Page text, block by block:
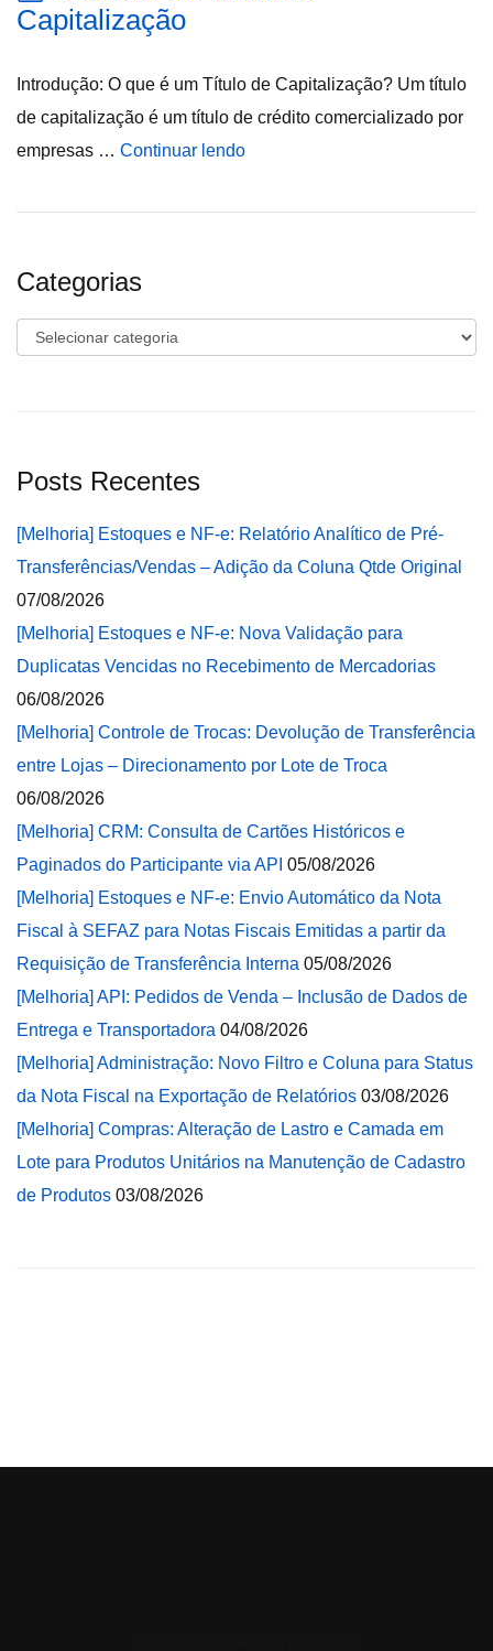
Capitalização
Introdução: O que é um Título de Capitalização? Um título
de capitalização é um título de crédito comercializado por
empresas … Continuar lendo
Categorias
Categorias
Posts Recentes
[Melhoria] Estoques e NF-e: Relatório Analítico de Pré-
Transferências/Vendas – Adição da Coluna Qtde Original
07/08/2026
[Melhoria] Estoques e NF-e: Nova Validação para
Duplicatas Vencidas no Recebimento de Mercadorias
06/08/2026
[Melhoria] Controle de Trocas: Devolução de Transferência
entre Lojas – Direcionamento por Lote de Troca
06/08/2026
[Melhoria] CRM: Consulta de Cartões Históricos e
Paginados do Participante via API 05/08/2026
[Melhoria] Estoques e NF-e: Envio Automático da Nota
Fiscal à SEFAZ para Notas Fiscais Emitidas a partir da
Requisição de Transferência Interna 05/08/2026
[Melhoria] API: Pedidos de Venda – Inclusão de Dados de
Entrega e Transportadora 04/08/2026
[Melhoria] Administração: Novo Filtro e Coluna para Status
da Nota Fiscal na Exportação de Relatórios 03/08/2026
[Melhoria] Compras: Alteração de Lastro e Camada em
Lote para Produtos Unitários na Manutenção de Cadastro
de Produtos 03/08/2026